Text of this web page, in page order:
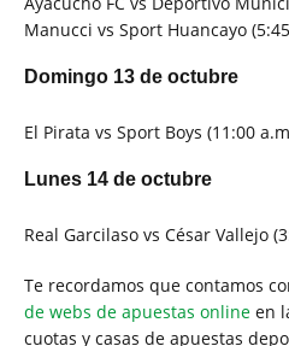
Manucci vs Sport Huancayo
Domingo 13 de octubre
El Pirata vs Sport Boys (11:00
Lunes 14 de octubre
Real Garcilaso vs César Vallejo
Te recordamos que contamos
de webs de apuestas online en
cuotas y casas de apuestas